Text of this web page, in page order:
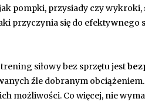
pompki, przysiady czy
przyczynia się do efektywnego
siłowy bez sprzętu jest
źle dobranym
możliwości. Co więcej, nie